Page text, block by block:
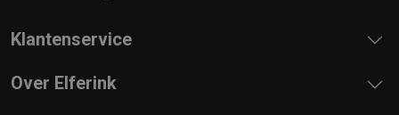
Klantenservice
Over Elferink